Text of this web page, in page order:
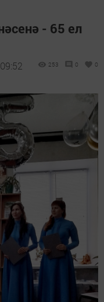
- 65 ел
253 0 0